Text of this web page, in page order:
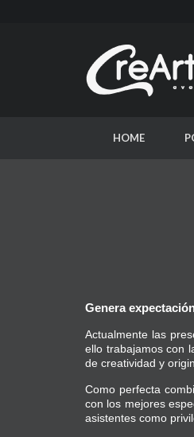
HOME
Genera
Actualmente las
ello trabajamos con
de creatividad y
Como perfecta
con los mejores
asistentes como